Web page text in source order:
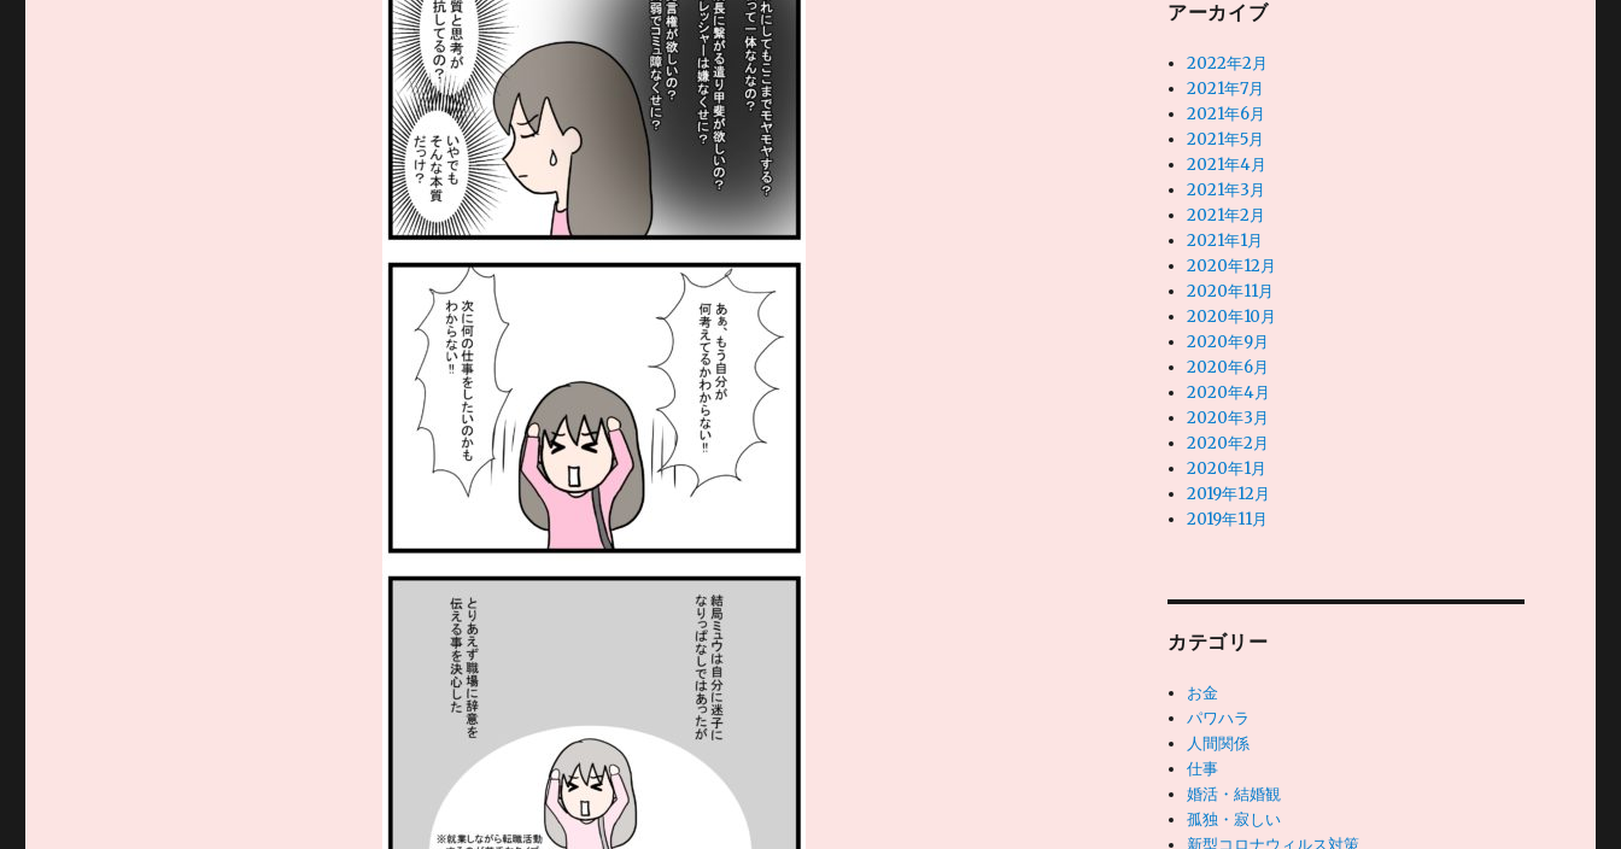
アーカイブ
2022年2月
2021年7月
2021年6月
2021年5月
2021年4月
2021年3月
2021年2月
2021年1月
2020年12月
2020年11月
2020年10月
2020年9月
2020年6月
2020年4月
2020年3月
2020年2月
2020年1月
2019年12月
2019年11月
カテゴリー
お金
パワハラ
人間関係
仕事
婚活・結婚観
孤独・寂しい